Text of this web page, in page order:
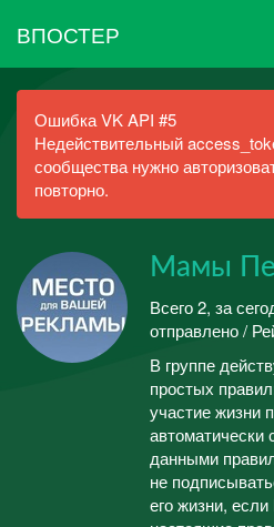
ВПОСТЕР
Ошибка VK API #5
Недействительный
сообщества нужно
повторно.
Мамы
Всего 2, за
отправлено /
В группе
простых
участие жизни
автоматически
данными
не
его жизни,